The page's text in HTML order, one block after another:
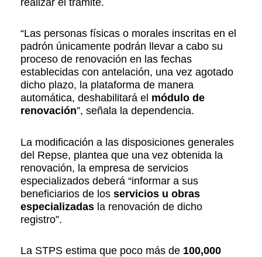
“Las personas físicas o morales inscritas en el
padrón únicamente podrán llevar a cabo su
proceso de renovación en las fechas
establecidas con antelación, una vez agotado
dicho plazo, la plataforma de manera
automática, deshabilitará el módulo de
renovación”, señala la dependencia.
La modificación a las disposiciones generales
del Repse, plantea que una vez obtenida la
renovación, la empresa de servicios
especializados deberá “informar a sus
beneficiarios de los servicios u obras
especializadas la renovación de dicho
registro”.
La STPS estima que poco más de 100,000